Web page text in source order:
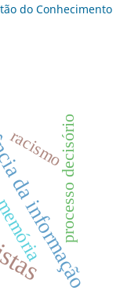
do Conhecimento
processo decisório
racismo